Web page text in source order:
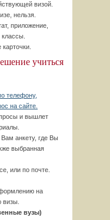
визой.
нельзя.
приложение,
учиться
телефону,
на сайте.
и вышлет
анкету, где Вы
выбранная
или по почте.
на
визы.
вузы)